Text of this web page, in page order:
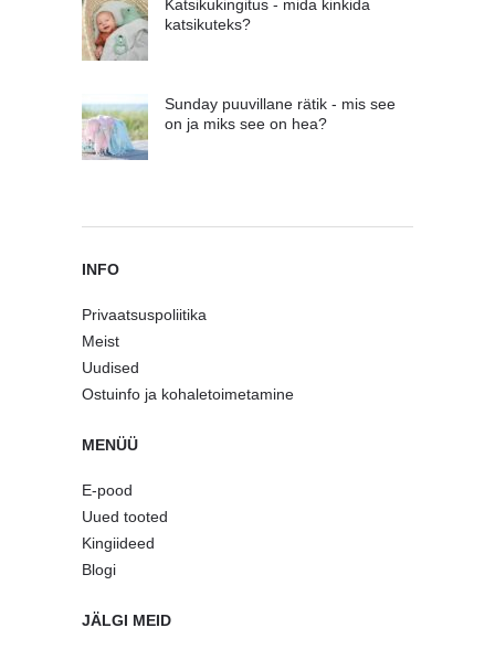
Katsikukingitus - mida kinkida
katsikuteks?
Sunday puuvillane rätik - mis see
on ja miks see on hea?
INFO
Privaatsuspoliitika
Meist
Uudised
Ostuinfo ja kohaletoimetamine
MENÜÜ
E-pood
Uued tooted
Kingiideed
Blogi
JÄLGI MEID